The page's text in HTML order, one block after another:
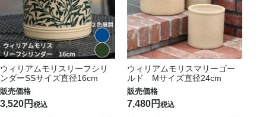
ウィリアムモリスリーフシリ
ンダーSSサイズ直径16cm
3,520 税込
ウィリアムモリスマリーゴー
ルド Mサイズ直径24cm
7,480 税込